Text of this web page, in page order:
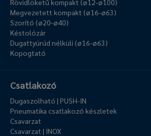
Rövidlöketű kompakt (ø12-ø100)
Megvezetett kompakt (ø16-ø63)
Szorító (ø20-ø40)
Késtolózár
Dugattyúrúd nélküli (ø16-ø63)
Kopogtató
Csatlakozó
Dugaszolható | PUSH-IN
Pneumatika csatlakozó készletek
Csavarzat
Csavarzat | INOX